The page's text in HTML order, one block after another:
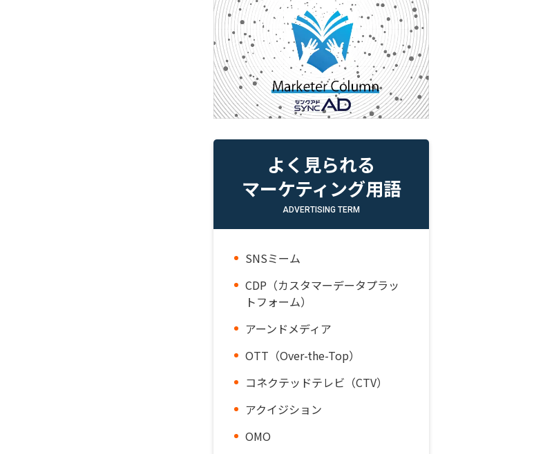
よく見られる
マーケティング用語
ADVERTISING TERM
SNSミーム
CDP（カスタマーデータプラッ
トフォーム）
アーンドメディア
OTT（Over-the-Top）
コネクテッドテレビ（CTV）
アクイジション
OMO